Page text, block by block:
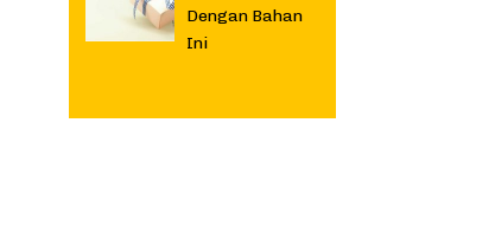
Dengan Bahan
Ini